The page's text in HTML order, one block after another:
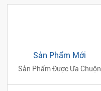
Sản Phẩm Mới
Sản Phẩm Được Ưa Chuộn